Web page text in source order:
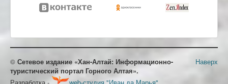
Наверх
© Сетевое издание «Хан-Алтай: Информационно-
туристический портал Горного Алтая».